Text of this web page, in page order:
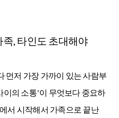
족, 타인도 초대해야
먼저 가장 가까이 있는 사람부
이의 소통’이 무엇보다 중요하
서 시작해서 가족으로 끝난